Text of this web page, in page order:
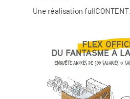
Une réalisation fullCONTENT.